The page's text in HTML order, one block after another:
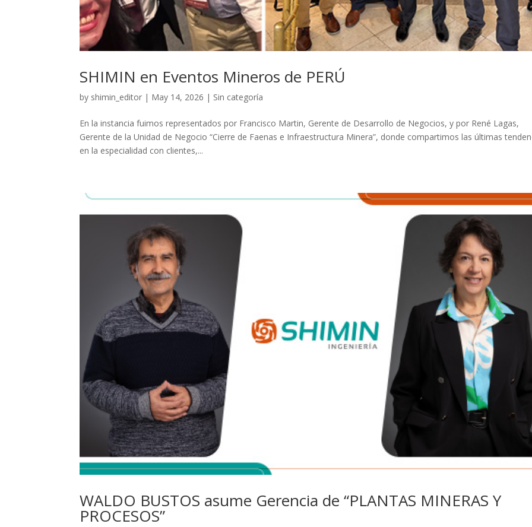
SHIMIN en Eventos Mineros de PERÚ
by shimin_editor | May 14, 2026 | Sin categoría
En la instancia fuimos representados por Francisco Martin, Gerente de Desarrollo de Negocios, y por René Lagas,
Gerente de la Unidad de Negocio “Cierre de Faenas e Infraestructura Minera”, donde compartimos las últimas
en la especialidad con clientes,...
WALDO BUSTOS asume Gerencia de “PLANTAS MINERAS Y
PROCESOS”